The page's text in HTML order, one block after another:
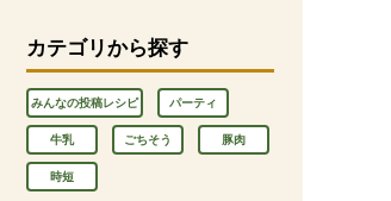
カテゴリから探す
みんなの投稿レシピ パーティ
牛乳 ごちそう 豚肉
時短